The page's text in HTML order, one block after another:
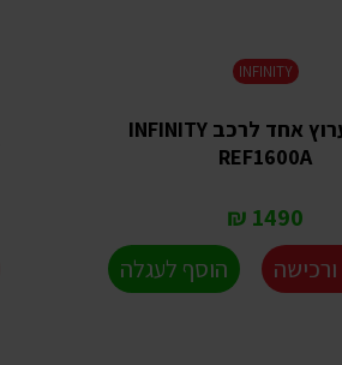
INFINITY
מגבר ערוץ אחד לרכב INFINITY
REF1600A
1490 ₪
הוסף לעגלה